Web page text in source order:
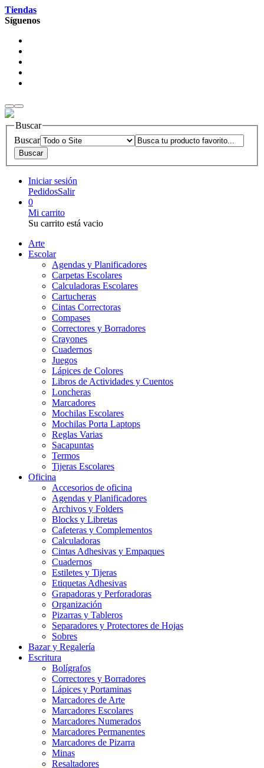
Tiendas
Síguenos
Buscar
Buscar
Iniciar sesión
PedidosSalir
0
Mi carrito
Su carrito está vacio
Arte
Escolar
Agendas y Planificadores
Carpetas Escolares
Calculadoras Escolares
Cartucheras
Cintas Correctoras
Compases
Correctores y Borradores
Crayones
Cuadernos
Juegos
Lápices de Colores
Libros de Actividades y Cuentos
Loncheras
Marcadores
Mochilas Escolares
Mochilas Porta Laptops
Reglas Varias
Sacapuntas
Termos
Tijeras Escolares
Oficina
Accesorios de oficina
Agendas y Planificadores
Archivos y Folders
Blocks y Libretas
Cafeteras y Complementos
Calculadoras
Cintas Adhesivas y Empaques
Cuadernos
Estiletes y Tijeras
Etiquetas Adhesivas
Grapadoras y Perforadoras
Organización
Pizarras y Tableros
Separadores y Protectores de Hojas
Sobres
Bazar y Regalería
Escritura
Bolígrafos
Correctores y Borradores
Lápices y Portaminas
Marcadores de Arte
Marcadores Escolares
Marcadores Numerados
Marcadores Permanentes
Marcadores de Pizarra
Minas
Resaltadores